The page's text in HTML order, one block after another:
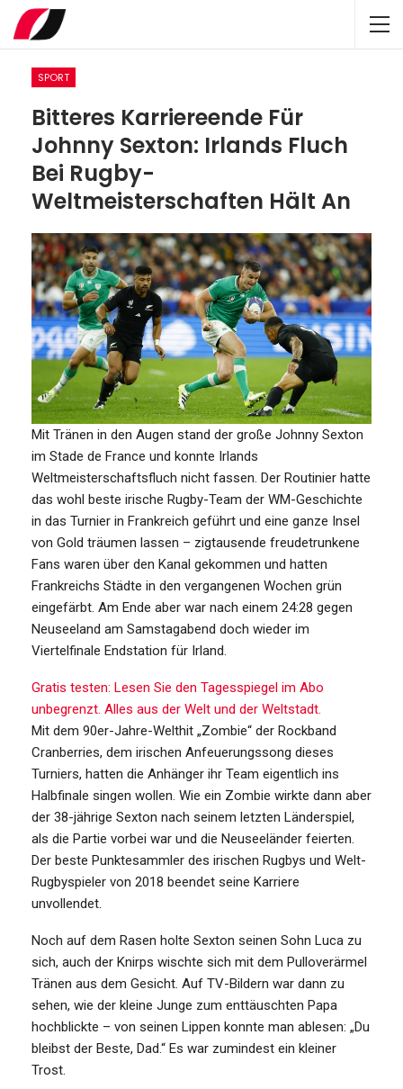
SPORT
Bitteres Karriereende Für
Johnny Sexton: Irlands Fluch
Bei Rugby-
Weltmeisterschaften Hält An
Mit Tränen in den Augen stand der große Johnny Sexton
im Stade de France und konnte Irlands
Weltmeisterschaftsfluch nicht fassen. Der Routinier hatte
das wohl beste irische Rugby-Team der WM-Geschichte
in das Turnier in Frankreich geführt und eine ganze Insel
von Gold träumen lassen – zigtausende freudetrunkene
Fans waren über den Kanal gekommen und hatten
Frankreichs Städte in den vergangenen Wochen grün
eingefärbt. Am Ende aber war nach einem 24:28 gegen
Neuseeland am Samstagabend doch wieder im
Viertelfinale Endstation für Irland.
Gratis testen: Lesen Sie den Tagesspiegel im Abo
unbegrenzt. Alles aus der Welt und der Weltstadt.
Mit dem 90er-Jahre-Welthit „Zombie“ der Rockband
Cranberries, dem irischen Anfeuerungssong dieses
Turniers, hatten die Anhänger ihr Team eigentlich ins
Halbfinale singen wollen. Wie ein Zombie wirkte dann aber
der 38-jährige Sexton nach seinem letzten Länderspiel,
als die Partie vorbei war und die Neuseeländer feierten.
Der beste Punktesammler des irischen Rugbys und Welt-
Rugbyspieler von 2018 beendet seine Karriere
unvollendet.
Noch auf dem Rasen holte Sexton seinen Sohn Luca zu
sich, auch der Knirps wischte sich mit dem Pulloverärmel
Tränen aus dem Gesicht. Auf TV-Bildern war dann zu
sehen, wie der kleine Junge zum enttäuschten Papa
hochblickte – von seinen Lippen konnte man ablesen: „Du
bleibst der Beste, Dad.“ Es war zumindest ein kleiner
Trost.